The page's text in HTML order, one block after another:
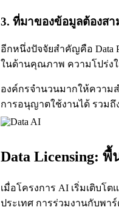
3. ที่มาของข้อมูลต้องสา
อีกหนึ่งปัจจัยสำคัญคือ Data
ในด้านคุณภาพ ความโปร่ง
องค์กรจำนวนมากให้ความ
การอนุญาตใช้งานได้ รวม
Data Licensing:
เมื่อโครงการ AI เริ่มเติบโ
ประเทศ การร่วมงานกับพา